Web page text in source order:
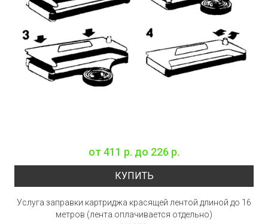
от411 р. до 226 р.
КУПИТЬ
Услуга заправки картриджа красящей лентой длиной до 16
метров (лента оплачивается отдельно)